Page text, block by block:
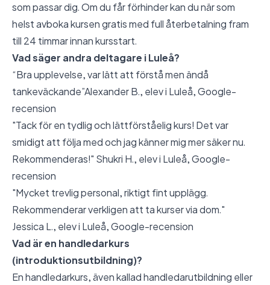
som passar dig. Om du får förhinder kan du när som
helst avboka kursen gratis med full återbetalning fram
till 24 timmar innan kursstart.
Vad säger andra deltagare i Luleå?
“Bra upplevelse, var lätt att förstå men ändå
tankeväckande”Alexander B., elev i Luleå,Google-
recension
"Tack för en tydlig och lättförståelig kurs! Det var
smidigt att följa med och jag känner mig mer säker nu.
Rekommenderas!" Shukri H., elev i Luleå,Google-
recension
"Mycket trevlig personal, riktigt fint upplägg.
Rekommenderar verkligen att ta kurser via dom."
Jessica L., elev i Luleå,Google-recension
Vad är en handledarkurs
(introduktionsutbildning)?
En handledarkurs, även kallad handledarutbildning eller